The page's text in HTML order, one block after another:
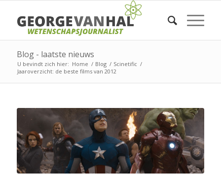
Blog - laatste nieuws
U bevindt zich hier: Home / Blog / Scinetific /
Jaaroverzicht: de beste films van 2012